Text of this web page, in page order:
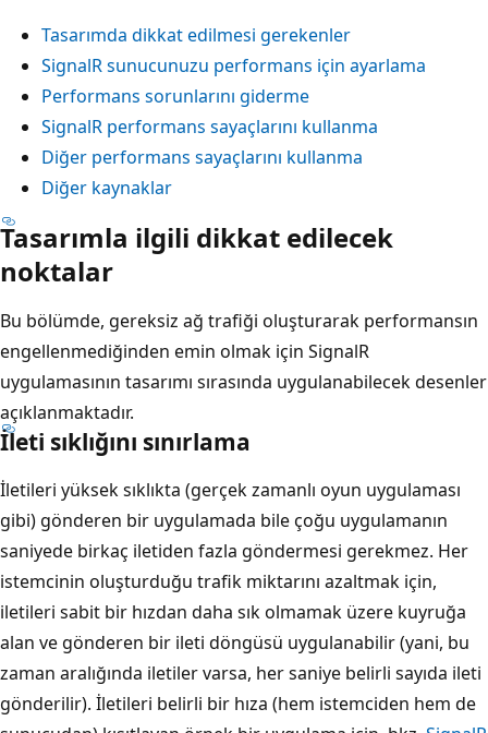
Tasarımda dikkat edilmesi gerekenler
SignalR sunucunuzu performans için ayarlama
Performans sorunlarını giderme
SignalR performans sayaçlarını kullanma
Diğer performans sayaçlarını kullanma
Diğer kaynaklar
Tasarımla ilgili dikkat edilecek
noktalar
Bu bölümde, gereksiz ağ trafiği oluşturarak performansın
engellenmediğinden emin olmak için SignalR
uygulamasının tasarımı sırasında uygulanabilecek desenler
açıklanmaktadır.
İleti sıklığını sınırlama
İletileri yüksek sıklıkta (gerçek zamanlı oyun uygulaması
gibi) gönderen bir uygulamada bile çoğu uygulamanın
saniyede birkaç iletiden fazla göndermesi gerekmez. Her
istemcinin oluşturduğu trafik miktarını azaltmak için,
iletileri sabit bir hızdan daha sık olmamak üzere kuyruğa
alan ve gönderen bir ileti döngüsü uygulanabilir (yani, bu
zaman aralığında iletiler varsa, her saniye belirli sayıda ileti
gönderilir). İletileri belirli bir hıza (hem istemciden hem de